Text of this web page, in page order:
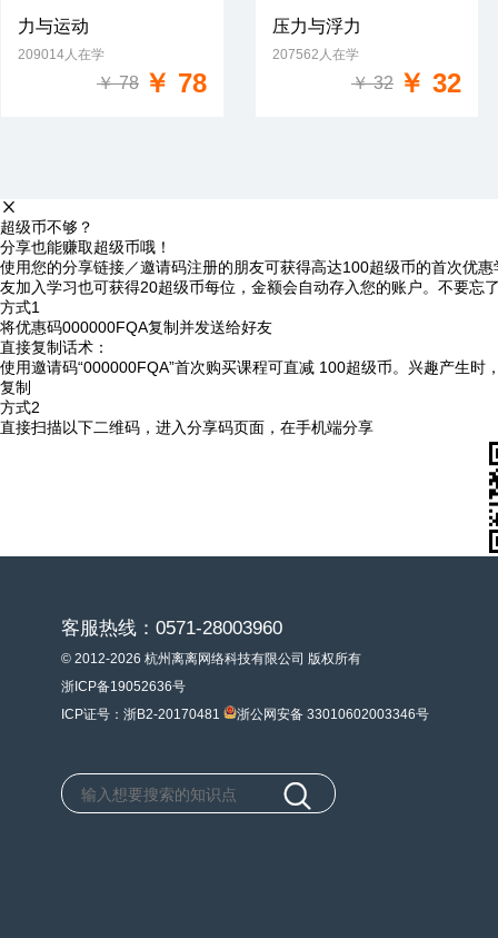
免费试学
力与运动
209014人在学
￥ 78 ￥ 78
免费试学
压力与浮力
207562人在学
￥ 32 ￥ 32
超级币不够？
分享也能赚取超级币哦！
使用您的分享链接／邀请码注册的朋友可获得高达100超级币的首次优
友加入学习也可获得20超级币每位，金额会自动存入您的账户。不要忘
方式1
将优惠码000000FQA复制并发送给好友
直接复制话术：
使用邀请码“000000FQA”首次购买课程可直减 100超级币。兴趣产生时
复制
方式2
直接扫描以下二维码，进入分享码页面，在手机端分享
客服热线：0571-28003960
© 2012-2026 杭州离离网络科技有限公司 版权所有
浙ICP备19052636号
ICP证号：浙B2-20170481
浙公网安备 33010602003346号